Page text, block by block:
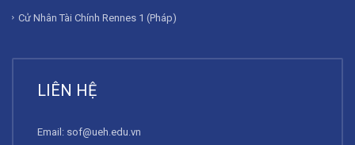
Cử Nhân Tài Chính Rennes 1 (Pháp)
LIÊN HỆ
Email: sof@ueh.edu.vn